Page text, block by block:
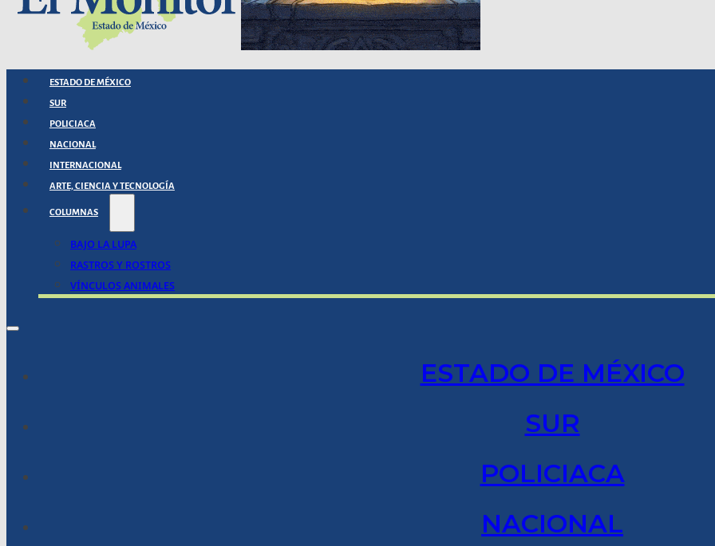
ESTADO DE MÉXICO
SUR
POLICIACA
NACIONAL
INTERNACIONAL
ARTE, CIENCIA Y TECNOLOGÍA
COLUMNAS
BAJO LA LUPA
RASTROS Y ROSTROS
VÍNCULOS ANIMALES
ESTADO DE MÉXICO
SUR
POLICIACA
NACIONAL